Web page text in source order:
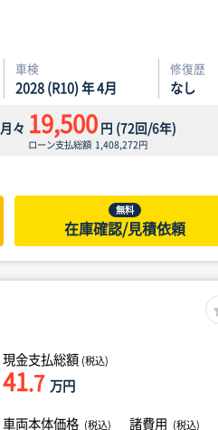
車検
2028 (R10) 年 4月
修復歴
なし
月々 19,500円 (72回/6年)
ローン支払総額 1,408,272円
無料
在庫確認/見積依頼
現金支払総額 (税込)
41.7 万円
車両本体価格 (税込) 諸費用 (税込)